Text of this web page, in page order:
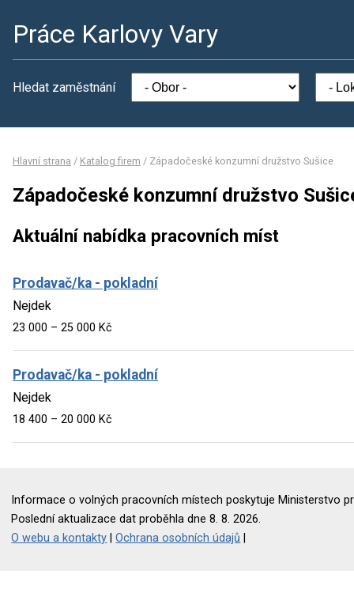
Práce Karlovy Vary
Hledat zaměstnání
Hlavní strana / Katalog firem / Západočeské konzumní družstvo Sušice
Západočeské konzumní družstvo
Aktuální nabídka pracovních míst
Prodavač/ka - pokladní
Nejdek
23 000 – 25 000 Kč
Prodavač/ka - pokladní
Nejdek
18 400 – 20 000 Kč
Informace o volných pracovních místech poskytuje Ministerstvo
Poslední aktualizace dat proběhla dne 8. 8. 2026.
O webu a kontakty |Ochrana osobních údajů